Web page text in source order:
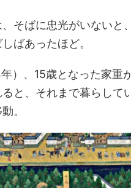
そばに忠光がいないと
ばあったほど。
）、15歳となった家重
と、それまで暮らして
。